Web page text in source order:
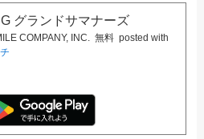
グランドサマナーズ
COMPANY, INC. 無料 posted with